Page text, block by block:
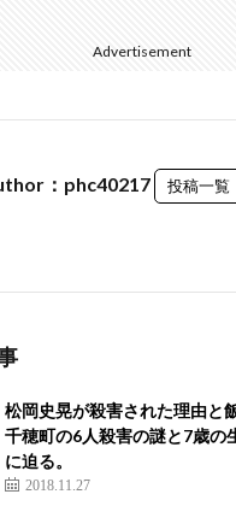
Advertisement
：phc40217 投稿一覧
松岡史晃が殺害された理由と
千穂町の6人殺害の謎と7歳の
に迫る。
2018.11.27